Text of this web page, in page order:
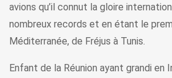
avions qu’il connut la gloire
nombreux records et en étant le
Méditerranée, de Fréjus à Tunis.
Enfant de la Réunion ayant grandi en